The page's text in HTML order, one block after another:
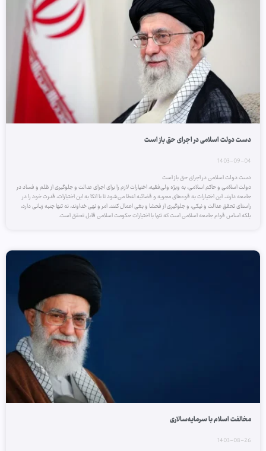
دست دولت اسلامی در اجرای حق باز است
1403-09-04
دست دولت اسلامی در اجرای حق باز است
دولت اسلامی و حاکم اسلامی، به ویژه ولی‌فقیه، اختیارات لازم را برای اجرای عدالت و جلوگیری از ظلم و فساد در
جامعه دارند. این اختیارات به قوه‌های مجریه و قضائیه اعطا می‌شود تا با اتکا به این اختیارات، قدرت خود را در
راستای تحقق عدالت و نیکی، و جلوگیری از فحشا و بغی اعمال کنند. امر و نهی خداوند، نه تنها جنبه زبانی دارد،
بلکه اساس قوام جامعه اسلامی است که تنها با اختیارات حکومت اسلامی قابل تحقق است.
مخالفت اسلام با سرمایه‌سالاری
1403-08-26